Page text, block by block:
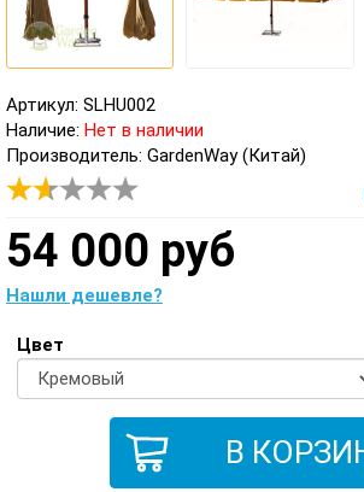
Артикул: SLHU002
Наличие: Нет в наличии
Производитель: GardenWay (Китай)
54 000 руб
Нашли дешевле?
Цвет